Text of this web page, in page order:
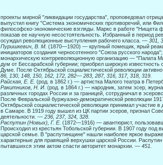
проекты мирной "ликвидации государства", проповедовал
выпустил книгу "Система экономических противоречий, или
философско-экономические взгляды. Маркс в работе "Нищета
показав ее научную несостоятельность. Избран­ный в период
осуждал революционные выступ­ления рабочего класса. — 301,
Пуришкевич, В. М. (1870—1920) — крупный помещик, ярый
инициаторов создания черносотенного "Союза русского
монархическую контрреволюционную организацию — "Палата
дум от Бессарабской губернии; приобрел широкую
Думе. После Октябрьской социали­стической революции
86, 130, 148, 150, 162, 172, 282— 283, 287, 316, 317, 318, 319.
Райская, Е. Е. (род. в 1862 г.) — артистка Малого театра в
Ракитников, Н. И. (род. в 1864 г.) — народник, затем эсер,
различных городах России и за границей, сотрудничал в
После Февральской буржуазно-демократической революции
Октябрьской социалистической революции принимал участие
в Самаре. В 1919 году вышел из ЦК партии эсеров, признал
деятельности. — 236, 237, 324, 328.
Распутин (Новых), Г. Е. (1872—1916) — авантюрист,
Происходил из крестьян Тобольской губернии. В 1907 году
царской семье. В "распутинщине" нашли наиболее яркое
характерные для правящей верхушки царской России.
пытавшихся этим актом спасти авторитет монархии. — 451.